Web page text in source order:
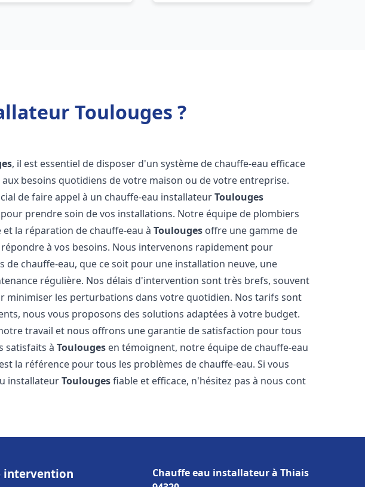
Toulouges ?
, il est essentiel de disposer d'un système de chauffe-eau efficace
besoins quotidiens de votre maison ou de votre entreprise.
de faire appel à un chauffe-eau installateurToulouges
prendre soin de vos installations. Notre équipe de plombiers
et la réparation de chauffe-eau àToulouges offre une gamme de
à vos besoins. Nous intervenons rapidement pour
de chauffe-eau, que ce soit pour une installation neuve, une
régulière. Nos délais d'intervention sont très brefs, souvent
minimiser les perturbations dans votre quotidien. Nos tarifs sont
nous vous proposons des solutions adaptées à votre budget.
travail et nous offrons une garantie de satisfaction pour tous
satisfaits àToulouges en témoignent, notre équipe de chauffe-eau
est la référence pour tous les problèmes de chauffe-eau. Si vous
installateurToulougesfiable et efficace, n'hésitez pas à nous cont
intervention
Chauffe eau installateur à Thiais